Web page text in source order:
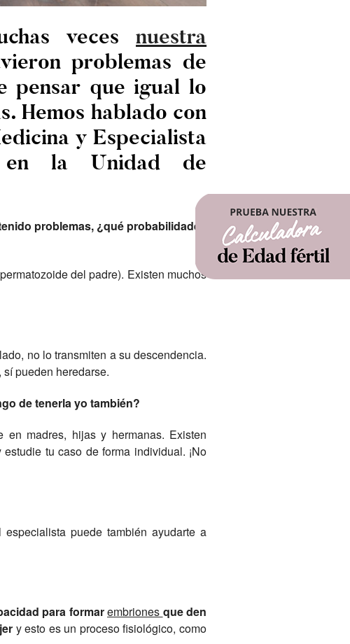
vecesnuestra
problemas de
pensar que igual lo
Hemos hablado con
y Especialista
en la Unidad de
problemas, ¿qué probabilidades
del padre). Existen muchos
no lo transmiten a su descendencia.
sí pueden heredarse.
de tenerla yo también?
madres, hijas y hermanas. Existen
tu caso de forma individual. ¡No
puede también ayudarte a
para formarembriones que den
y esto es un proceso fisiológico, como